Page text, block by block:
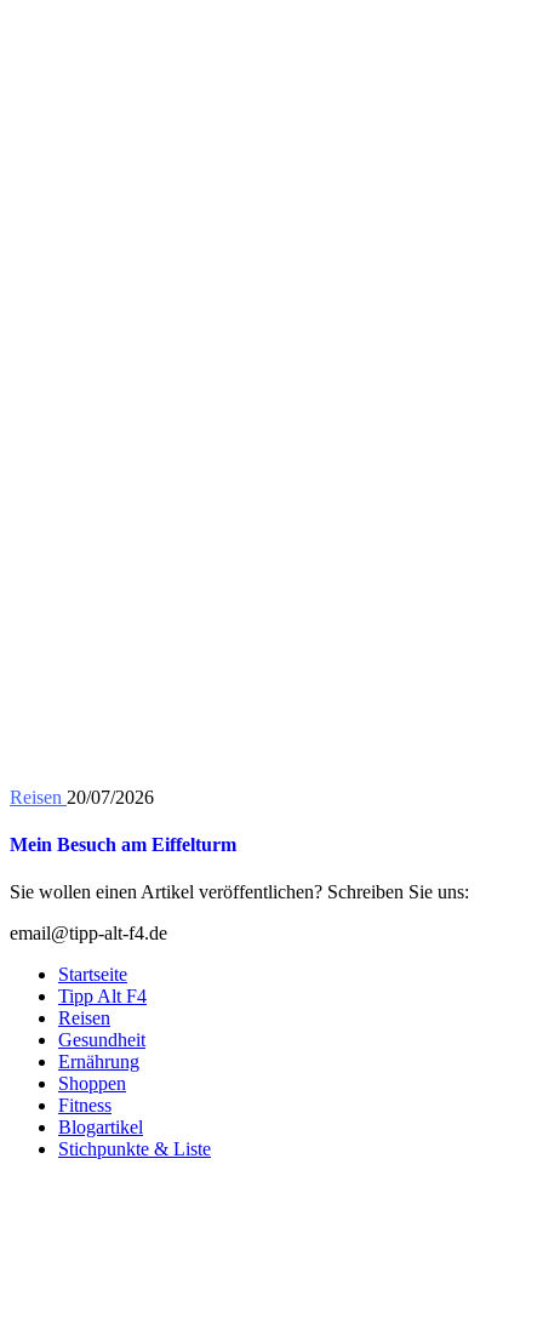
Reisen 20/07/2026
Mein Besuch am Eiffelturm
Sie wollen einen Artikel veröffentlichen? Schreiben Sie uns:
email@tipp-alt-f4.de
Startseite
Tipp Alt F4
Reisen
Gesundheit
Ernährung
Shoppen
Fitness
Blogartikel
Stichpunkte & Liste